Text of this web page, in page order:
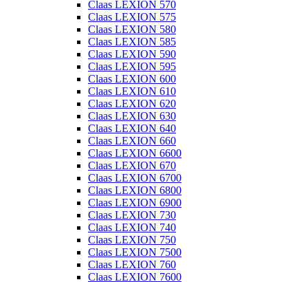
Claas LEXION 570
Claas LEXION 575
Claas LEXION 580
Claas LEXION 585
Claas LEXION 590
Claas LEXION 595
Claas LEXION 600
Claas LEXION 610
Claas LEXION 620
Claas LEXION 630
Claas LEXION 640
Claas LEXION 660
Claas LEXION 6600
Claas LEXION 670
Claas LEXION 6700
Claas LEXION 6800
Claas LEXION 6900
Claas LEXION 730
Claas LEXION 740
Claas LEXION 750
Claas LEXION 7500
Claas LEXION 760
Claas LEXION 7600